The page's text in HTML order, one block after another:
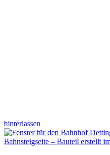
hinterlassen